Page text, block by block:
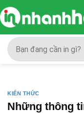
Skip
to
content
Search
for:
KIẾN THỨC
Những thông